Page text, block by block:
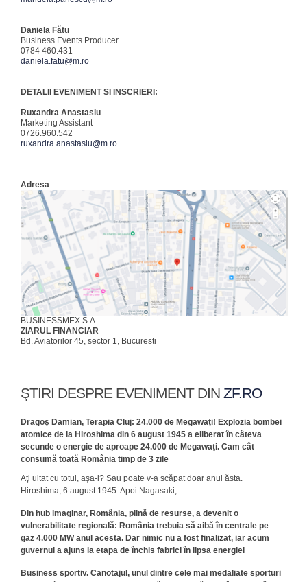
Daniela Fătu
Business Events Producer
0784 460.431
daniela.fatu@m.ro
DETALII EVENIMENT SI INSCRIERI:
Ruxandra Anastasiu
Marketing Assistant
0726.960.542
ruxandra.anastasiu@m.ro
Adresa
BUSINESSMEX S.A.
ZIARUL FINANCIAR
Bd. Aviatorilor 45, sector 1, Bucuresti
ŞTIRI DESPRE EVENIMENT DIN ZF.RO
Dragoş Damian, Terapia Cluj: 24.000 de Megawaţi! Explozia bombei
atomice de la Hiroshima din 6 august 1945 a eliberat în câteva
secunde o energie de aproape 24.000 de Megawaţi. Cam cât
consumă toată România timp de 3 zile
Aţi uitat cu totul, aşa-i? Sau poate v-a scăpat doar anul ăsta.
Hiroshima, 6 august 1945. Apoi Nagasaki,…
Din hub imaginar, România, plină de resurse, a devenit o
vulnerabilitate regională: România trebuia să aibă în centrale pe
gaz 4.000 MW anul acesta. Dar nimic nu a fost finalizat, iar acum
guvernul a ajuns la etapa de închis fabrici în lipsa energiei
Business sportiv. Canotajul, unul dintre cele mai medaliate sporturi